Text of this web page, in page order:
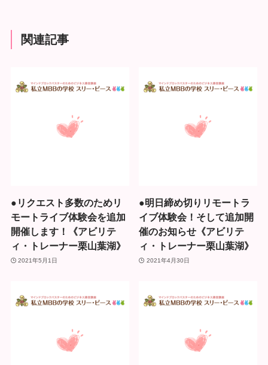
関連記事
●リクエスト多数のためリ
モートライブ体験会を追加
開催します！《アビリテ
ィ・トレーナー栗山葉湖》
2021年5月1日
●明日締め切りリモートラ
イブ体験会！そして追加開
催のお知らせ《アビリテ
ィ・トレーナー栗山葉湖》
2021年4月30日